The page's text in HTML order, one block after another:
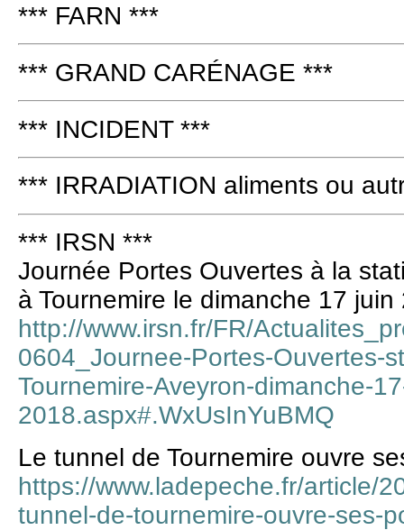
*** FARN ***
*** GRAND CARÉNAGE ***
*** INCIDENT ***
*** IRRADIATION aliments ou
*** IRSN ***
Journée Portes Ouvertes à la
à Tournemire le dimanche 17 juin
http://www.irsn.fr/FR/
0604_Journee-Portes-Ouvertes-
Tournemire-Aveyron-dimanche-
2018.aspx#.WxUsInYuBMQ
Le tunnel de Tournemire ouvre
https://www.ladepeche.fr/article/
tunnel-de-tournemire-ouvre-ses-